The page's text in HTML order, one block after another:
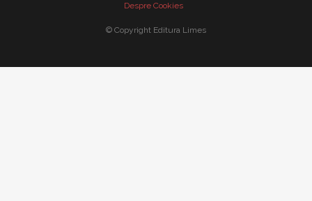
Despre Cookies
© Copyright Editura Limes